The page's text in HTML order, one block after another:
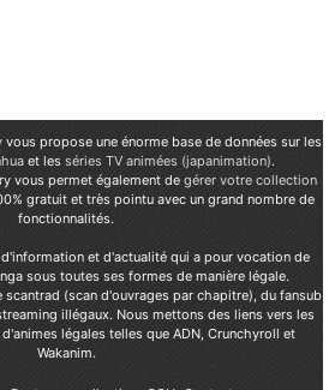
vous propose une énorme base de données sur les
et les séries TV animées (japanimation).
vous permet également de gérer votre collection
gratuit et très pointu avec un grand nombre de
fonctionnalités.
et d'actualité qui a pour vocation de
sous toutes ses formes de manière légale.
scantrad (scan d'ouvrages par chapitre), du fansub
illégaux. Nous mettons des liens vers les
légales telles que ADN, Crunchyroll et
Wakanim.